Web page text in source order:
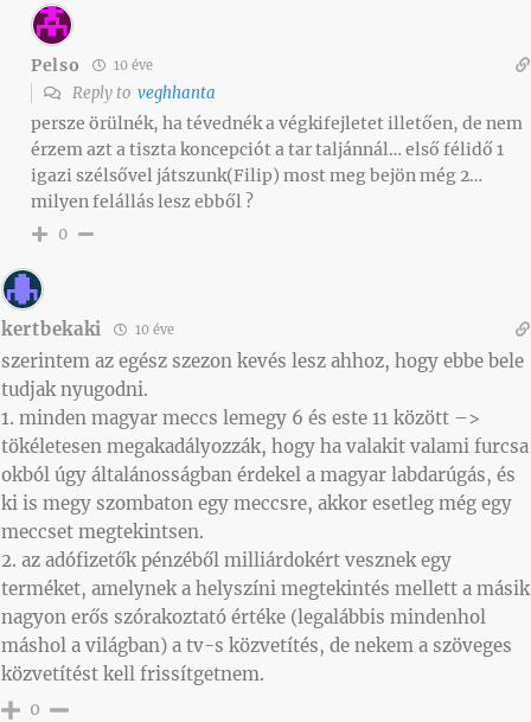
Pelso 10 éve
Reply to veghhanta
persze örülnék, ha tévednék a végkifejletet illetően, de nem
érzem azt a tiszta koncepciót a tar taljánnál… első félidő 1
igazi szélsővel játszunk(Filip) most meg bejön még 2…
milyen felállás lesz ebből ?
0
kertbekaki 10 éve
szerintem az egész szezon kevés lesz ahhoz, hogy ebbe bele
tudjak nyugodni.
1. minden magyar meccs lemegy 6 és este 11 között –>
tökéletesen megakadályozzák, hogy ha valakit valami furcsa
okból úgy általánosságban érdekel a magyar labdarúgás, és
ki is megy szombaton egy meccsre, akkor esetleg még egy
meccset megtekintsen.
2. az adófizetők pénzéből milliárdokért vesznek egy
terméket, amelynek a helyszíni megtekintés mellett a másik
nagyon erős szórakoztató értéke (legalábbis mindenhol
máshol a világban) a tv-s közvetítés, de nekem a szöveges
közvetítést kell frissítgetnem.
0